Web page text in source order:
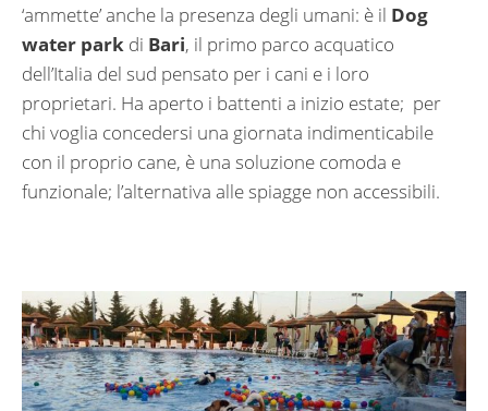
‘ammette’ anche la presenza degli umani: è il Dog
water park di Bari, il primo parco acquatico
dell’Italia del sud pensato per i cani e i loro
proprietari. Ha aperto i battenti a inizio estate; per
chi voglia concedersi una giornata indimenticabile
con il proprio cane, è una soluzione comoda e
funzionale; l’alternativa alle spiagge non accessibili.